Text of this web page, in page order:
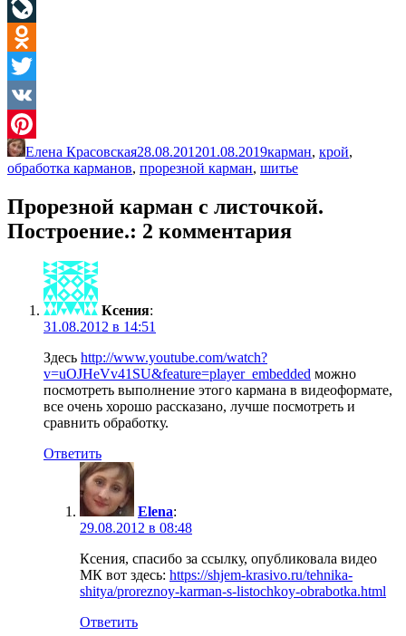
Facebook
LiveJournal
Odnoklassniki
Twitter
VK
Pinterest
Елена Красовская28.08.201201.08.2019карман, крой,
обработка карманов, прорезной карман, шитье
Прорезной карман с листочкой.
Построение.: 2 комментария
Ксения:
31.08.2012 в 14:51
Здесь http://www.youtube.com/watch?
v=uOJHeVv41SU&feature=player_embedded можно
посмотреть выполнение этого кармана в видеоформате,
все очень хорошо рассказано, лучше посмотреть и
сравнить обработку.
Ответить
Elena:
29.08.2012 в 08:48
Ксения, спасибо за ссылку, опубликовала видео
МК вот здесь: https://shjem-krasivo.ru/tehnika-
shitya/proreznoy-karman-s-listochkoy-obrabotka.html
Ответить